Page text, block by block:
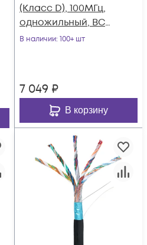
(Класс D), 100МГц,
одножильный, BC
(чистая медь),
В наличии: 100+ шт
7 049 ₽
В корзину